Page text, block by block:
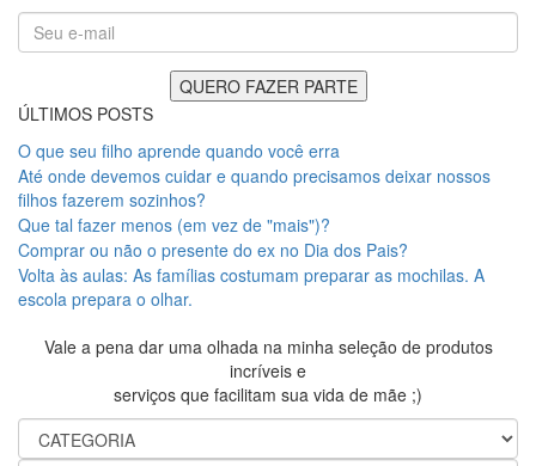
ÚLTIMOS POSTS
O que seu filho aprende quando você erra
Até onde devemos cuidar e quando precisamos deixar nossos
filhos fazerem sozinhos?
Que tal fazer menos (em vez de "mais")?
Comprar ou não o presente do ex no Dia dos Pais?
Volta às aulas: As famílias costumam preparar as mochilas. A
escola prepara o olhar.
Vale a pena dar uma olhada na minha seleção de produtos
incríveis e
serviços que facilitam sua vida de mãe ;)